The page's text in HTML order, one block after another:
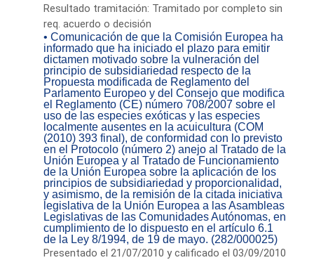
Resultado tramitación: Tramitado por completo sin
req. acuerdo o decisión
• Comunicación de que la Comisión Europea ha
informado que ha iniciado el plazo para emitir
dictamen motivado sobre la vulneración del
principio de subsidiariedad respecto de la
Propuesta modificada de Reglamento del
Parlamento Europeo y del Consejo que modifica
el Reglamento (CE) número 708/2007 sobre el
uso de las especies exóticas y las especies
localmente ausentes en la acuicultura (COM
(2010) 393 final), de conformidad con lo previsto
en el Protocolo (número 2) anejo al Tratado de la
Unión Europea y al Tratado de Funcionamiento
de la Unión Europea sobre la aplicación de los
principios de subsidiariedad y proporcionalidad,
y asimismo, de la remisión de la citada iniciativa
legislativa de la Unión Europea a las Asambleas
Legislativas de las Comunidades Autónomas, en
cumplimiento de lo dispuesto en el artículo 6.1
de la Ley 8/1994, de 19 de mayo. (282/000025)
Presentado el 21/07/2010 y calificado el 03/09/2010